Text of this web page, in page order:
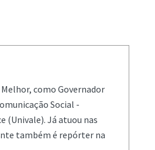
como Governador
Social -
(Univale). Já atuou nas
também é repórter na